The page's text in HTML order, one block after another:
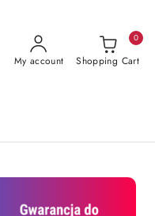
My account Shopping Cart
0